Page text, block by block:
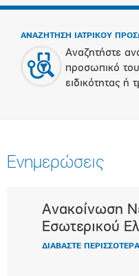
ΑΝΑΖΗΤΗΣΗ ΙΑΤΡΙΚΟΥ
Αναζητήστε
προσωπικό
ειδικότητας ή
Ενημερώσεις
Ανακοίνωση
Εσωτερικού
ΔΙΑΒΑΣΤΕ ΠΕΡΙΣΣΟΤΕΡΑ